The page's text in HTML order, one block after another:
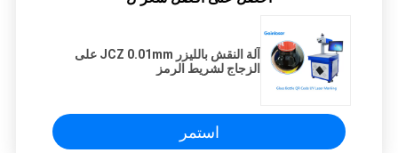
آلة النقش بالليزر JCZ 0.01mm على
الزجاج لشريط الرمز
استمر